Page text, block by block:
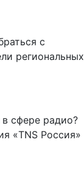
с
региональных
сфере радио?
«TNS Россия»